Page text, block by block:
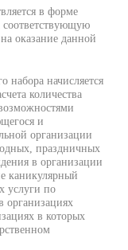
в форме
соответствующую
оказание данной
набора начисляется
количества
и
организации
праздничных
в организации
каникулярный
услуги по
организациях
в которых